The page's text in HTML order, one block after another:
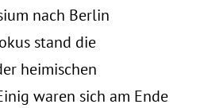
nach Berlin
stand die
heimischen
waren sich am Ende